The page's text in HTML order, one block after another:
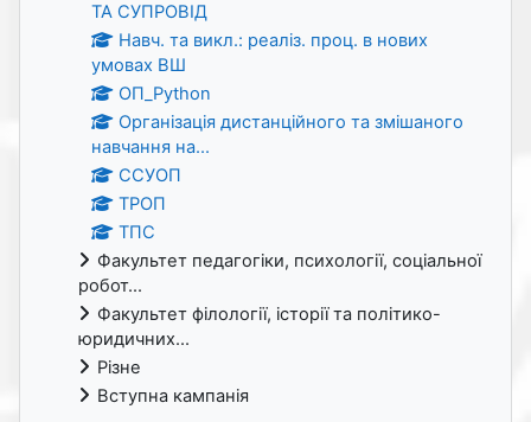
ТА СУПРОВІД
Навч. та викл.: реаліз. проц. в нових
умовах ВШ
ОП_Python
Організація дистанційного та змішаного
навчання на...
ССУОП
ТРОП
ТПС
Факультет педагогіки, психології, соціальної
робот...
Факультет філології, історії та політико-
юридичних...
Різне
Вступна кампанія